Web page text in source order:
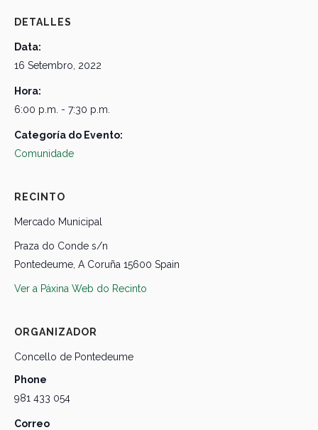
DETALLES
Data:
16 Setembro, 2022
Hora:
6:00 p.m. - 7:30 p.m.
Categoría do Evento:
Comunidade
RECINTO
Mercado Municipal
Praza do Conde s/n
Pontedeume A Coruña 15600 Spain
Ver a Páxina Web do Recinto
ORGANIZADOR
Concello de Pontedeume
Phone
981 433 054
Correo